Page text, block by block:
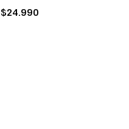
PRICE:
$24.990